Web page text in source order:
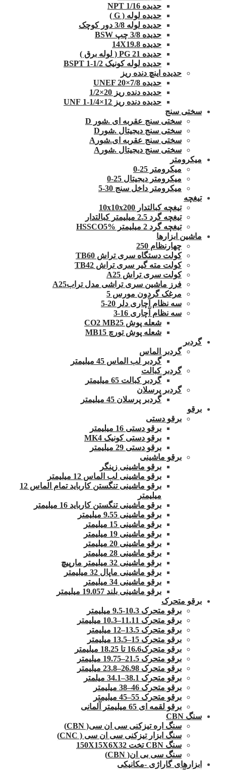
حدیده 1/16 NPT
حدیده لوله ( G )
حدیده لوله 3/8 دور کوچک
حدیده 3/8 چپ BSW
حدیده 14X19.8
حدیده 21 PG ( لوله برق )
حدیده لوله کونیک 1/2-1 BSPT
حدیده اینچ دنده ریز
حدیده UNEF 20×7/8
حدیده دنده ریز 20×1/2
حدیده دنده ریز 12×1/4-1 UNF
سختی سنج
سختی سنج عقربه ای .شور D
سختی سنج دیجیتال .شورD
سختی سنج عقربه ای.شورA
سختی سنج دیجیتال .شورA
میکرومتر
میکرومتر 25-0
میکرومتر دیجیتال 25-0
میکرومتر داخل سنج 30-5
تیغچه
تیغچه کبالتدار 10x10x200
تیغچه گرد 2.5 میلیمتر کبالتدار
تیغچه گرد 2 میلیمتر HSSCO5%
ماشین ابزارها
چهارنظام 250
کولت دستگاه سری تراش TB60
کولت مته گیر سری تراش TB42
کولت سری تراش A25
فرز ماشین سری تراشی مدل ترابA25
مرغک گردون مورس 5
سه نظام آچاری دلر 20-5
سه نظام آچاری 16-3
شعله پوش CO2 MB25
شعله پوش تورچ MB15
گردبر
گردبر الماس
گردبر لب الماس 45 میلیمتر
گردبر کبالت
گردبر کبالت 65 میلیمتر
گردبر پرسلان
گردبر پرسلان 45 میلیمتر
برقو
برقو دستی
برقو دستی 16 میلیمتر
برقو دستی کونیک MK4
برقو دستی 29 میلیمتر
برقو ماشینی
برقو ماشینی زینگر
برقو ماشینی لب الماس 12 میلیمتر
برقو ماشینی تنگستن کارباید تمام الماس 12
میلیمتر
برقو ماشینی تنگستن کارباید 16 میلیمتر
برقو ماشینی 9.55 میلیمتر
برقو ماشینی 15 میلیمتر
برقو ماشینی 19 میلیمتر
برقو ماشینی 20 میلیمتر
برقو ماشینی 28 میلیمتر
برقو ماشینی 32 میلیمتر مارپیچ
برقو ماشینی ماپال 32 میلیمتر
برقو ماشینی 34 میلیمتر
برقو ماشینی بلند 19.057 میلیمتر
برقو متحرک
برقو متحرک 10.3-9.5 میلیمتر
برقو متحرک 11.11–10.3 میلیمتر
برقو متحرک 13.5–12 میلیمتر
برقو متحرک 15–13.5 میلیمتر
برقو متحرک16.6 تا 18.25 میلیمتر
برقو متحرک 21.5–19.75 میلیمتر
برقو متحرک 26.98–23.8 میلیمتر
برقو متحرک 38.1–34.1 میلمتر
برقو متحرک 46–38 میلیمتر
برقو متحرک 55–45 میلیمتر
برقو لقمه ای 65 میلیمتر آلمانی
سنگ CBN
سنگ اره تیزکنی سی ان سی( CBN)
سنگ ابزار تیزکنی سی ان سی ( CNC)
سنگ CBN تخت 150X15X6X32
سنگ سی بی ان( CBN)
ابزارهای گاراژی -مکانیکی